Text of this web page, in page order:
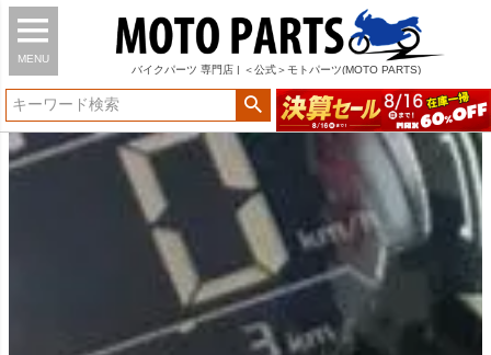
MENU
バイク パーツ 専門店 | ＜公式＞モトパーツ(MOTO PARTS)